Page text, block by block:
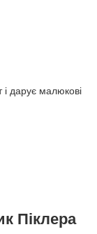
дарує малюкові
Піклера